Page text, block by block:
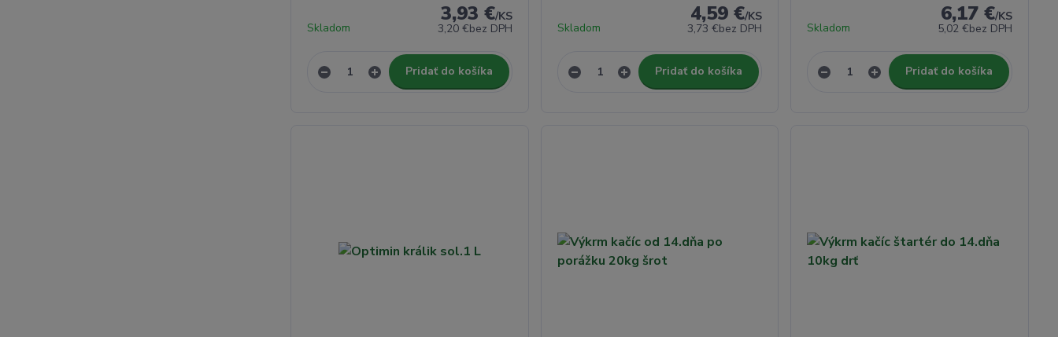
3,93 €/KS
3,20 €bez DPH
Skladom
Pridať do košíka
4,59 €/KS
3,73 €bez DPH
Skladom
Pridať do košíka
6,17 €/KS
5,02 €bez DPH
Skladom
Pridať do košíka